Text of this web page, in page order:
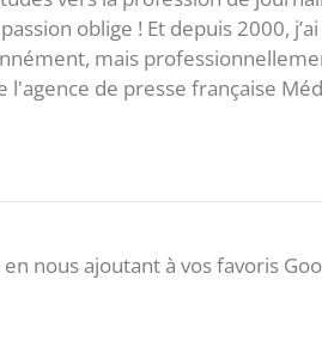
oblige ! Et depuis 2000,
mais
de presse française
nous ajoutant à vos favoris